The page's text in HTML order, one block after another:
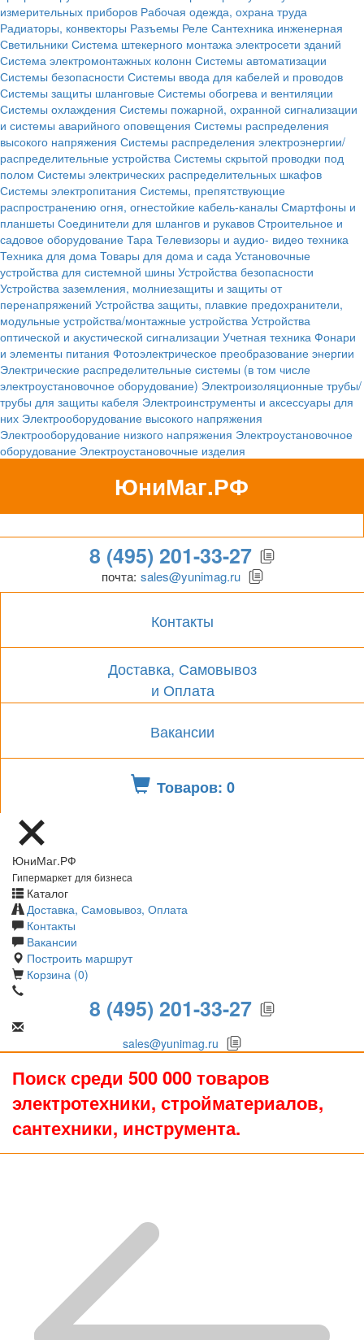
измерительных приборов Рабочая одежда, охрана труда
Радиаторы, конвекторы Разъемы Реле Сантехника инженерная
Светильники Система штекерного монтажа электросети зданий
Система электромонтажных колонн Системы автоматизации
Системы безопасности Системы ввода для кабелей и проводов
Системы защиты шланговые Системы обогрева и вентиляции
Системы охлаждения Системы пожарной, охранной сигнализации
и системы аварийного оповещения Системы распределения
высокого напряжения Системы распределения электроэнергии/
распределительные устройства Системы скрытой проводки под
полом Системы электрических распределительных шкафов
Системы электропитания Системы, препятствующие
распространению огня, огнестойкие кабель-каналы Смартфоны и
планшеты Соединители для шлангов и рукавов Строительное и
садовое оборудование Тара Телевизоры и аудио- видео техника
Техника для дома Товары для дома и сада Установочные
устройства для системной шины Устройства безопасности
Устройства заземления, молниезащиты и защиты от
перенапряжений Устройства защиты, плавкие предохранители,
модульные устройства/монтажные устройства Устройства
оптической и акустической сигнализации Учетная техника Фонари
и элементы питания Фотоэлектрическое преобразование энергии
Электрические распределительные системы (в том числе
электроустановочное оборудование) Электроизоляционные трубы/
трубы для защиты кабеля Электроинструменты и аксессуары для
них Электрооборудование высокого напряжения
Электрооборудование низкого напряжения Электроустановочное
оборудование Электроустановочные изделия
ЮниМаг.РФ
Гипермаркет для бизнеса
8 (495) 201-33-27
почта: sales@yunimag.ru
Контакты
Доставка, Самовывоз
и Оплата
Вакансии
Товаров: 0
ЮниМаг.РФ
Гипермаркет для бизнеса
Каталог
Доставка, Самовывоз, Оплата
Контакты
Вакансии
Построить маршрут
Корзина (0)
8 (495) 201-33-27
sales@yunimag.ru
Поиск среди 500 000 товаров
электротехники, стройматериалов,
сантехники, инструмента.